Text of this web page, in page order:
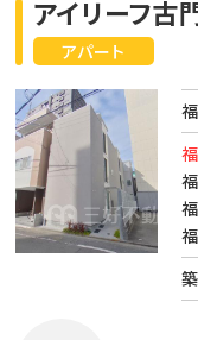
アパート
アイリーフ古